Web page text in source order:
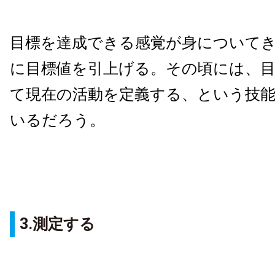
目標を達成できる感覚が身について
に目標値を引上げる。その頃には、
て現在の活動を定義する、という技
いるだろう。
3.測定する